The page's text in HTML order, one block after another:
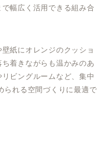
幅広く活用できる組み合
紙にオレンジのクッショ
着きながらも温かみのあ
ビングルームなど、集中
られる空間づくりに最適で